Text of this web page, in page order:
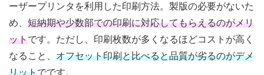
ーザープリンタを利用した印刷方法。製版の必要がないた
め、 短納期や少数部での印刷に対応してもらえるのがメリ
ットです。ただし、印刷枚数が多くなるほどコストが高く
なること、 オフセット印刷と比べると品質が劣るのがデメ
リットでです。